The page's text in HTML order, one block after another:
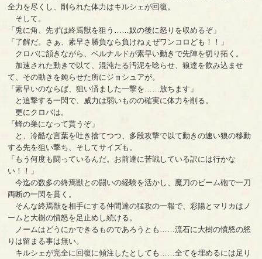
全力を尽くし、削られた体力はキルシェが回復。
そして。
「兎に角、先ずは終焉獣を狙う……奴の後に怒りを収めるぞ」
「了解だ。さぁ、素早さ勝負なら負けねぇぜワンコロども！！」
クロバに頷きながら、ベルナルドが素早い動きで先陣を切り拓く。
加速された動きで以て、混沌たる汚泥を唸らせ、狼達を飲み込ませ
て、その動きを鈍らせた所にジョシュアが。
「素早いのならば、狙い済ました一撃を……放ちます」
と追撃する一閃で、威力は弱いものの確実に体力を削る。
更にクロバは。
「蜂の巣になって貰うぞ」
と、冷酷な言葉を吐き捨てつつ、多段攻撃で以て動きの速い狼の移動
する先を狙い撃ち、そしてサイズも。
「もう何度も闘っているんだ。お前達に苦戦している訳には行かな
い！！」
今迄の数多の終焉獣との闘いの経験を活かし、魔刀のビーム砲で一刀
両断の一閃を貫く。
そんな終焉獣を相手にする仲間達の猛攻の一報で、彩陽とマリカはノ
ームと大樹の憤怒を足止めし続ける。
ノームはどうにかできるものであろうとも……流石に大樹の憤怒の怒
りは留まる事は無い。
キルシェが完全に回復に傾注したとしても……全てを埋めるには足り